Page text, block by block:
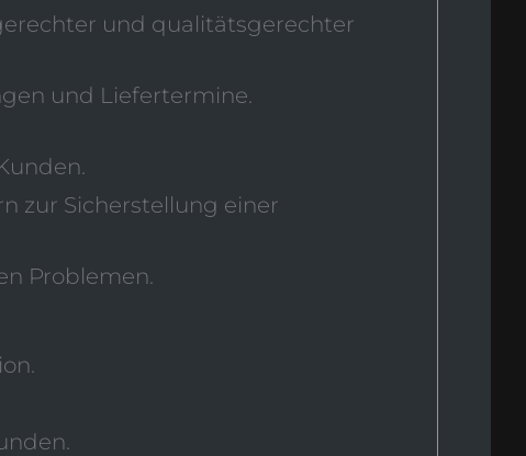
und qualitätsgerechter
und Liefertermine.
zur Sicherstellung einer
Problemen.